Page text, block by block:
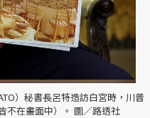
）秘書長呂特造訪白宮時，川普
不在畫面中）。 圖／路透社